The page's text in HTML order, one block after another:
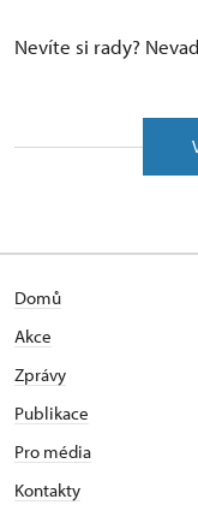
Nevíte si rady?
Domů
Akce
Zprávy
Publikace
Pro média
Kontakty